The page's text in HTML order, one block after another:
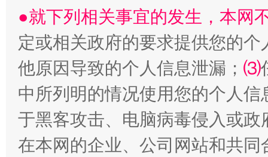
全民健身五年计划来了！等你上场
●就下列相关事宜的发生，本网
定或相关政府的要求提供您的个
他原因导致的个人信息泄漏； ⑶
中所列明的情况使用您的个人
于黑客攻击、电脑病毒侵入或
在本网的企业、公司网站和共